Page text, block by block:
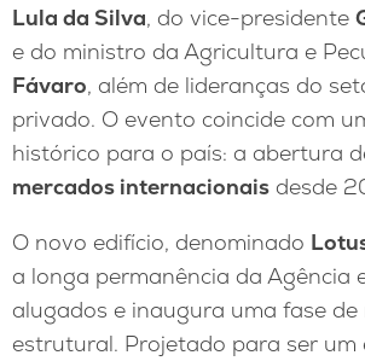
Lula da Silva, do vice-presidente
e do ministro da Agricultura e
Fávaro, além de lideranças do
privado. O evento coincide com
histórico para o país: a abertura
mercados internacionais desde
O novo edifício, denominado
a longa permanência da Agência
alugados e inaugura uma fase de
estrutural. Projetado para ser um